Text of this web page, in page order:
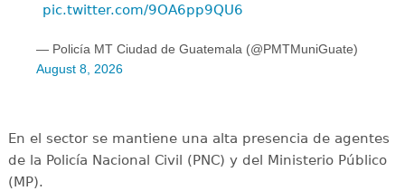
pic.twitter.com/9OA6pp9QU6
— Policía MT Ciudad de Guatemala (@PMTMuniGuate)
August 8, 2026
En el sector se mantiene una alta presencia de agentes
de la Policía Nacional Civil (PNC) y del Ministerio Público
(MP).